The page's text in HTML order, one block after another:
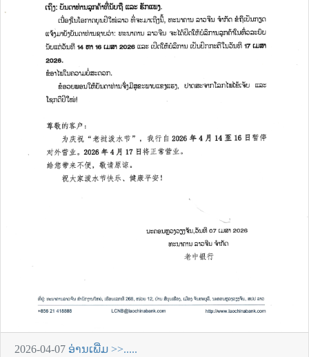
2026-04-07 ອ່ານເພີ່ມ >>.....